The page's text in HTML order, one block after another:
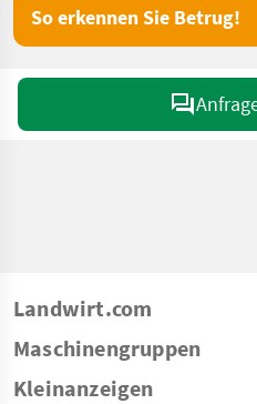
So erkennen Sie Betrug!
Landwirt.com
Maschinengruppen
Kleinanzeigen